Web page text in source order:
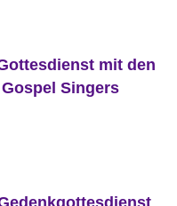
mit den
Singers